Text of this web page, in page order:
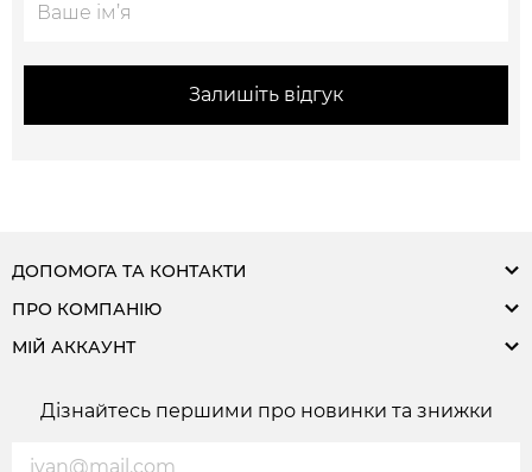
Залишіть відгук
ДОПОМОГА ТА КОНТАКТИ
ПРО КОМПАНІЮ
МІЙ АККАУНТ
Дізнайтесь першими про новинки та знижки